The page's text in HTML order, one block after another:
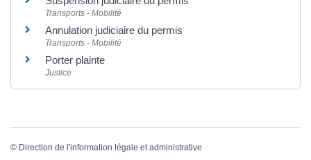
Transports - Mobilité
Annulation judiciaire du permis
Transports - Mobilité
Porter plainte
Justice
© Direction de l'information légale et administrative